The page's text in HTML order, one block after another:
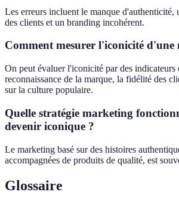
Les erreurs incluent le manque d'authenticité,
des clients et un branding incohérent.
Comment mesurer l'iconicité d'une
On peut évaluer l'iconicité par des indicateurs
reconnaissance de la marque, la fidélité des
sur la culture populaire.
Quelle stratégie marketing
devenir iconique ?
Le marketing basé sur des histoires
accompagnées de produits de qualité, est
Glossaire